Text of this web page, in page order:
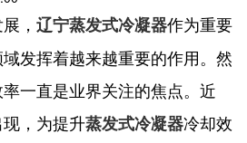
， 辽宁蒸发式冷凝器作为重要
发挥着越来越重要的作用。然
一直是业界关注的焦点。近
，为提升蒸发式冷凝器冷却效